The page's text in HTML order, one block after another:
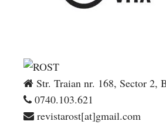
Str. Traian nr. 168, Sector 2,
0740.103.621
revistarost[at]gmail.com